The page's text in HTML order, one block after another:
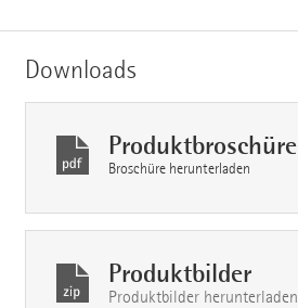
Downloads
Produktbroschüre
Broschüre herunterladen
Produktbilder
Produktbilder herunterladen